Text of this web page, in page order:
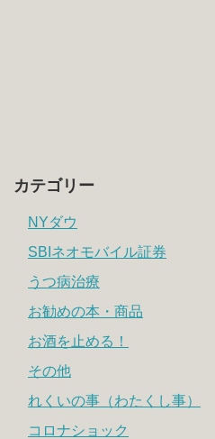
カテゴリー
NYダウ
SBIネオモバイル証券
うつ病治療
お勧めの本・商品
お酒を止める！
その他
れくいの事（わたくし事）
コロナショック